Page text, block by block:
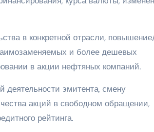
в конкретной отрасли,
и более дешевых
в акции нефтяных компаний.
деятельности эмитента, смену
акций в свободном обращении,
рейтинга.